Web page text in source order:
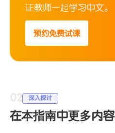
证教师一起学习中文。
预约免费试课
深入探讨
在本指南中更多内容